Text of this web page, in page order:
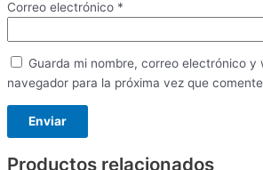
Correo electrónico *
Guarda mi nombre, correo electrónico y
navegador para la próxima vez que
Productos relacionados